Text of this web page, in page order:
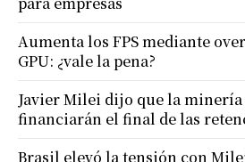
Aumenta los FPS mediante
GPU: ¿vale la pena?
Javier Milei dijo que la
financiarán el final de las
Brasil elevó la tensión con